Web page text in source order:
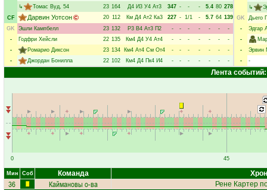
↳
Томас Вуд, 54 23 164 Д4 И3 У4 Ат3 347 - - - 5.4 80 278
CF
Дарвин Уотсон 20 112 Км Д4 Ат2 Ка3 227 - 1/1 - 5.7 64 139
GK
Эшли Кампбелл 23 132 Р3 В4 Ат3 П2 - - - - - -
-
-
Годфри Хейсли 22 135 Км4 Д4 У4 Ат4 - - - - - -
-
-
Ромарио Диксон 23 134 Км4 Ат4 См От4 - - - - - -
-
-
Джордан Бонилла 22 102 Км4 Д4 Пк4 И4 - - - - - - -
↳
GK
Дьего
-
Эдгар
-
-
Эрвин
-
-
Лента событий:
0 45
Мин Соб Команда
36 Каймановы о-ва Рене Картер